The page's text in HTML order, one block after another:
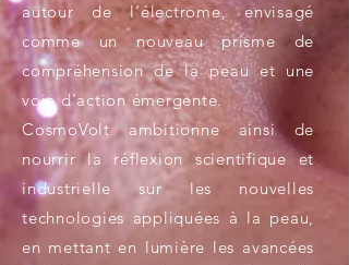
autour de l’électrome, envisagé
comme un nouveau prisme de
compréhension de la peau et une
voie d’action émergente.
CosmoVolt ambitionne ainsi de
nourrir la réflexion scientifique et
industrielle sur les nouvelles
technologies appliquées à la peau,
en mettant en lumière les avancées